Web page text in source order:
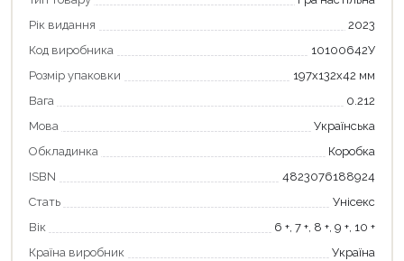
Рік видання
2023
Код виробника
10100642У
Розмір упаковки
197х132х42 мм
Вага
0.212
Мова
Українська
Обкладинка
Коробка
ISBN
4823076188924
Стать
Унісекс
Вік
6 +, 7 +, 8 +, 9 +, 10 +
Країна виробник
Україна